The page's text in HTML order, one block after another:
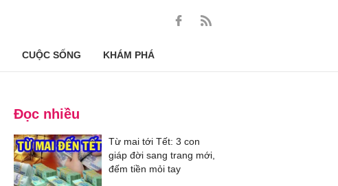
CUỘC SỐNG KHÁM PHÁ
Đọc nhiều
Từ mai tới Tết: 3 con
giáp đời sang trang mới,
đếm tiền mỏi tay